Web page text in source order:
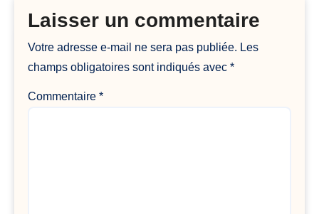
Laisser un commentaire
Votre adresse e-mail ne sera pas publiée. Les
champs obligatoires sont indiqués avec*
Commentaire*